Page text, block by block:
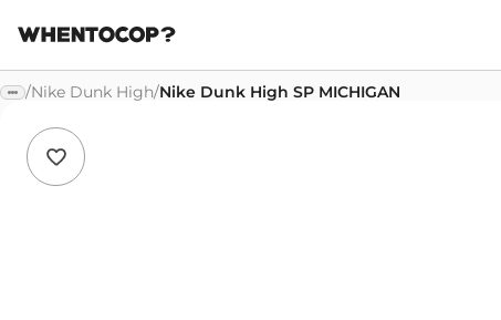
/Nike Dunk High/Nike Dunk High SP MICHIGAN